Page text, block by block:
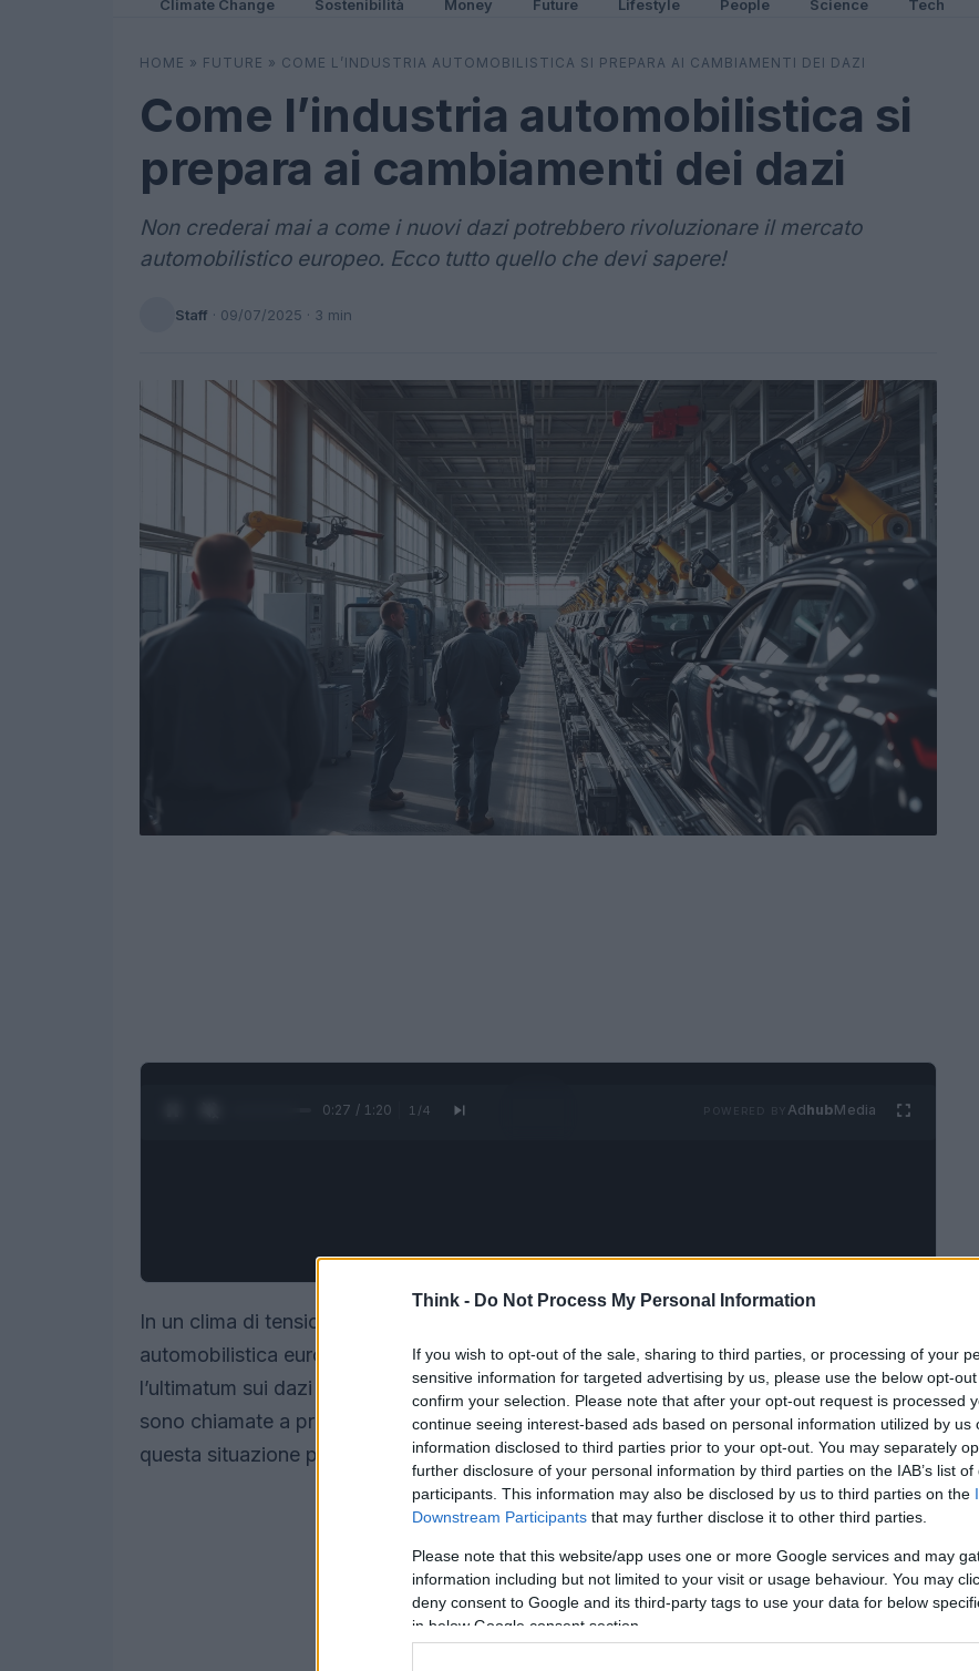
Think - Do Not Process My Personal Information
If you wish to opt-out of the sale, sharing to third parties, or processing of your
sensitive information for targeted advertising by us, please use the below opt-
confirm your selection. Please note that after your opt-out request is processed
continue seeing interest-based ads based on personal information utilized by us
information disclosed to third parties prior to your opt-out. You may separately
further disclosure of your personal information by third parties on the IAB’s list of
participants. This information may also be disclosed by us to third parties on the
Downstream Participants that may further disclose it to other third parties.
Please note that this website/app uses one or more Google services and may
information including but not limited to your visit or usage behaviour. You may
deny consent to Google and its third-party tags to use your data for below
in below Google consent section.
Climate Change Sostenibilità Money Future Lifestyle People Science Tech
HOME » FUTURE » COME L’INDUSTRIA AUTOMOBILISTICA SI PREPARA AI CAMBIAMENTI DEI DAZI
Come l’industria automobilistica si
prepara ai cambiamenti dei dazi
Non crederai mai a come i nuovi dazi potrebbero rivoluzionare il mercato
automobilistico europeo. Ecco tutto quello che devi sapere!
Staff · 09/07/2025 · 3 min
0:28 / 1:20 1 /4 AdhubMedia
In un clima di tensioni commerciali che sembrano non avere fine, l’industria
automobilistica europea si trova nel bel mezzo di una tempesta perfetta. Con
l’ultimatum sui dazi da parte di Donald Trump che si avvicina, le case automobilistiche
sono chiamate a prepararsi a un cambiamento radicale. Ma cosa significa realmente
questa situazione per noi e per il mercato? Scopriamolo insieme!